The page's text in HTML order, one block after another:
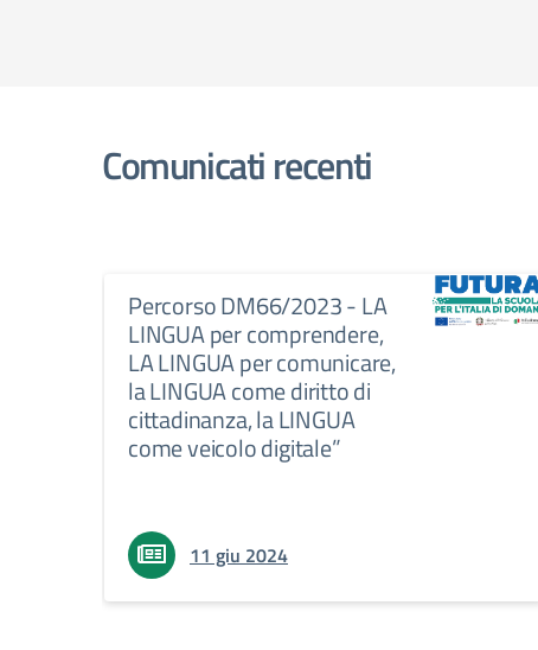
Comunicati recenti
Percorso DM66/2023 - LA
LINGUA per comprendere,
LA LINGUA per comunicare,
la LINGUA come diritto di
cittadinanza, la LINGUA
come veicolo digitale”
11 giu 2024